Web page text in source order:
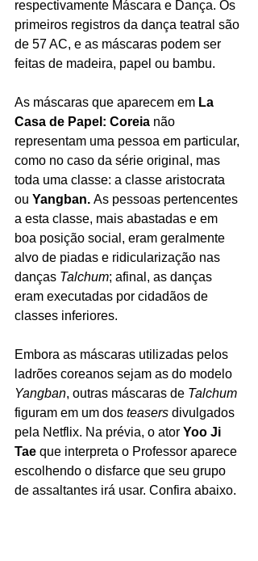
respectivamente Máscara e Dança. Os
primeiros registros da dança teatral são
de 57 AC, e as máscaras podem ser
feitas de madeira, papel ou bambu.
As máscaras que aparecem em La
Casa de Papel: Coreia não
representam uma pessoa em particular,
como no caso da série original, mas
toda uma classe: a classe aristocrata
ou Yangban. As pessoas pertencentes
a esta classe, mais abastadas e em
boa posição social, eram geralmente
alvo de piadas e ridicularização nas
danças Talchum; afinal, as danças
eram executadas por cidadãos de
classes inferiores.
Embora as máscaras utilizadas pelos
ladrões coreanos sejam as do modelo
Yangban, outras máscaras de Talchum
figuram em um dos teasers divulgados
pela Netflix. Na prévia, o ator Yoo Ji
Tae que interpreta o Professor aparece
escolhendo o disfarce que seu grupo
de assaltantes irá usar. Confira abaixo.